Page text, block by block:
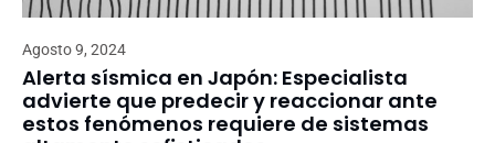
Agosto 9, 2024
Alerta sísmica en Japón: Especialista
advierte que predecir y reaccionar ante
estos fenómenos requiere de sistemas